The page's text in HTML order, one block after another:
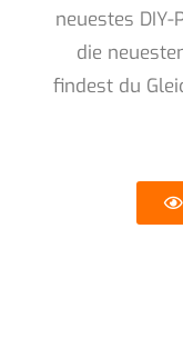
neuestes
die
findest du